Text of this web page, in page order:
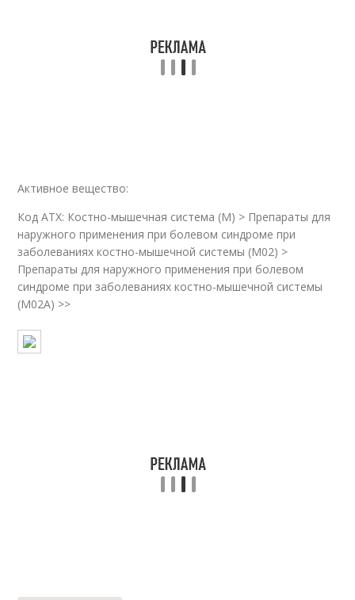
Активное вещество:
Код ATX: Костно-мышечная система (M) > Препараты для
наружного применения при болевом синдроме при
заболеваниях костно-мышечной системы (M02) >
Препараты для наружного применения при болевом
синдроме при заболеваниях костно-мышечной системы
(M02A) >>